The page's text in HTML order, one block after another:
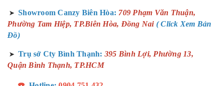
➤ Showroom Canzy Biên Hòa: 709 Phạm Văn Thuận,
Phường Tam Hiệp, TP.Biên Hòa, Đồng Nai ( Click Xem Bản
Đồ)
➤ Trụ sở Cty Bình Thạnh: 395 Bình Lợi, Phường 13,
Quận Bình Thạnh, TP.HCM